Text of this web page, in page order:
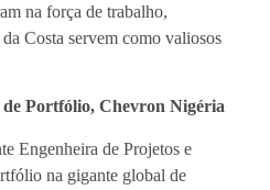
na força de trabalho,
Costa servem como valiosos
Portfólio, Chevron Nigéria
Engenheira de Projetos e
na gigante global de